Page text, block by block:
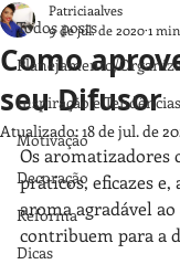
Todos posts
Planejamento/
Inspiração e Tendências
Motivação
Decoração
Reforma
Dicas
Como
seu Difusor
Patriciaalves
9 de jul. de 20201
Atualizado:18 de jul. de
Os aromatizadores
práticos, eficazes
aroma agradável
contribuem para a